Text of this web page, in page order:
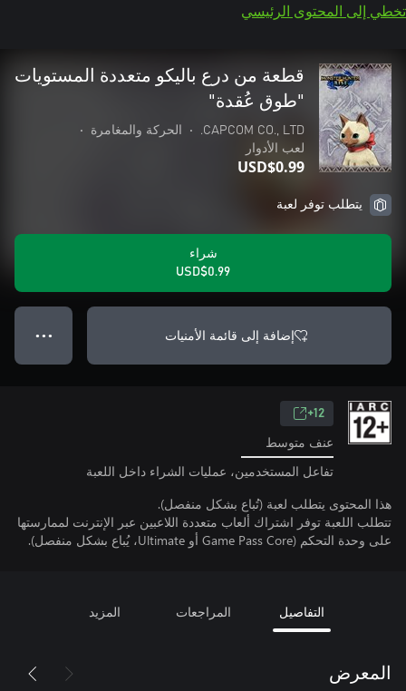
تخطي إلى المحتوى الرئيسي
قطعة من درع باليكو متعددة المستويات
"طوق عُقدة"
CAPCOM CO., LTD.
• الحركة والمغامرة
•
لعب الأدوار
USD$0.99
يتطلب توفر لعبة
شراء
USD$0.99
إضافة إلى قائمة الأمنيات ● ● ●
12+
عنف متوسط
تفاعل المستخدمين، عمليات الشراء داخل اللعبة
هذا المحتوى يتطلب لعبة (تُباع بشكل منفصل).
تتطلب اللعبة توفر اشتراك ألعاب متعددة اللاعبين عبر الإنترنت لممارستها
على وحدة التحكم (Game Pass Core أو Ultimate، يُباع بشكل منفصل).
التفاصيل المراجعات المزيد
المعرض